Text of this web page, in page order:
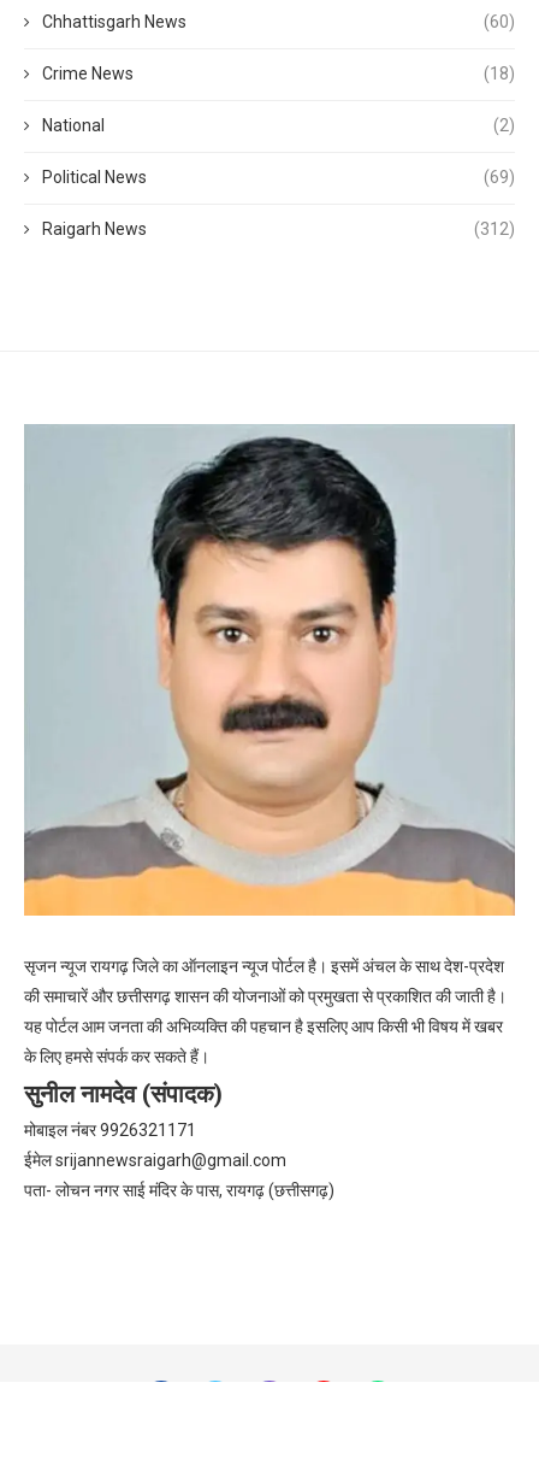
Chhattisgarh News (60)
Crime News (18)
National (2)
Political News (69)
Raigarh News (312)
सृजन न्यूज रायगढ़ जिले का ऑनलाइन न्यूज पोर्टल है। इसमें अंचल के साथ देश-प्रदेश
की समाचारें और छत्तीसगढ़ शासन की योजनाओं को प्रमुखता से प्रकाशित की जाती है।
यह पोर्टल आम जनता की अभिव्यक्ति की पहचान है इसलिए आप किसी भी विषय में खबर
के लिए हमसे संपर्क कर सकते हैं।
सुनील नामदेव (संपादक)
मोबाइल नंबर 9926321171
ईमेलsrijannewsraigarh@gmail.com
पता- लोचन नगर साई मंदिर के पास, रायगढ़ (छत्तीसगढ़)